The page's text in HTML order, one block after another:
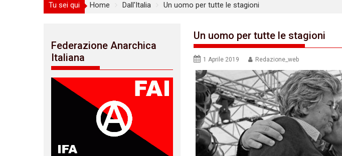
Tu sei qui Home Dall'Italia Un uomo per tutte le stagioni
Un uomo per tutte le stagioni
1 Aprile 2019 Redazione_web
Federazione Anarchica
Italiana